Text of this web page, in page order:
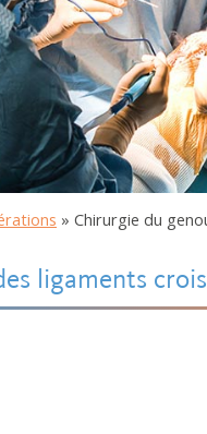
» Chirurgie du
ligaments